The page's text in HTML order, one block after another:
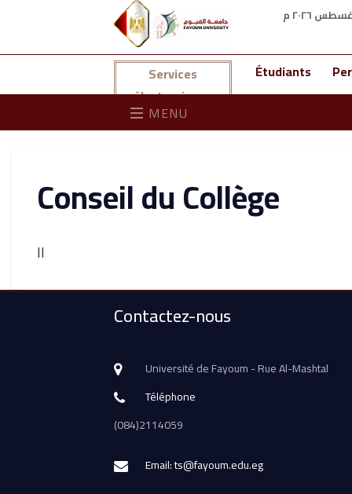
Services
électroniques
Étudiants
MENU
Conseil du Collège
اا
Contactez-nous
Université de Fayoum - Rue Al-Mashtal
Téléphone
(084)2114059
Email: ts@fayoum.edu.eg